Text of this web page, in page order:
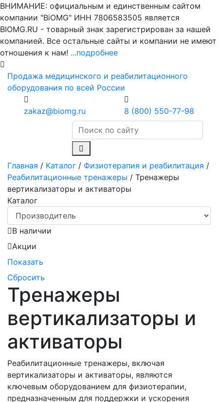
ВНИМАНИЕ: официальным и единственным сайтом
компании "BiOMG" ИНН 7806583505 является
BIOMG.RU - товарный знак зарегистрирован за нашей
компанией. Все остальные сайты и компании не имеют
отношения к нам! ...подробнее
Продажа медицинского и реабилитационного
оборудования по всей России
zakaz@biomg.ru 8 (800) 550-77-98
Главная / Каталог / Физиотерапия и реабилитация /
Реабилитационные тренажеры / Тренажеры
вертикализаторы и активаторы
Каталог
В наличии
Акции
Показать
Сбросить
Тренажеры
вертикализаторы и
активаторы
Реабилитационные тренажеры, включая
вертикализаторы и активаторы, являются
ключевым оборудованием для физиотерапии,
предназначенным для поддержки и ускорения